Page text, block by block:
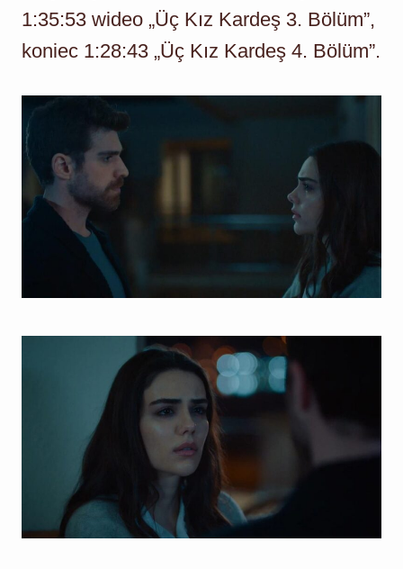
1:35:53 wideo „Üç Kız Kardeş 3. Bölüm”,
koniec 1:28:43 „Üç Kız Kardeş 4. Bölüm”.